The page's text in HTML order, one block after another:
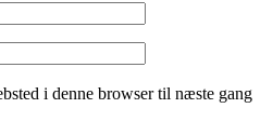
i denne browser til næste gang